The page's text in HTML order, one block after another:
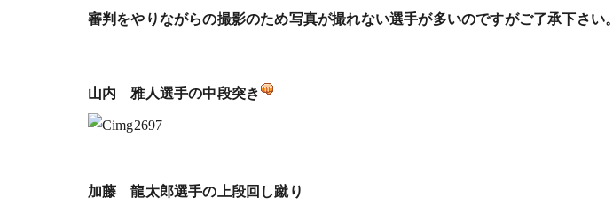
審判をやりながらの撮影のため写真が撮れない選手が多いのですがご了承下さい。
山内 雅人選手の中段突き
加藤 龍太郎選手の上段回し蹴り